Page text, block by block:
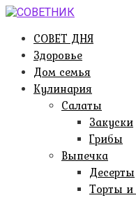
Перейти
контентуСОВЕТ ДНЯ
Здоровье
Дом семья
Кулинария
Салаты
Закуски
Грибы
Выпечка
Десерты
Торты и